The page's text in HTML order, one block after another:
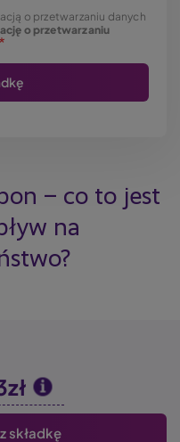
o przetwarzaniu danych
o przetwarzaniu
– co to jest
na
składkę